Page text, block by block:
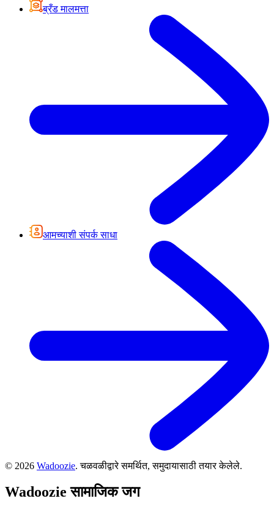
ब्रँड मालमत्ता
आमच्याशी संपर्क साधा
© 2026 Wadoozie.चळवळीद्वारे समर्थित, समुदायासाठी तयार केलेले.
Wadoozie सामाजिक जग